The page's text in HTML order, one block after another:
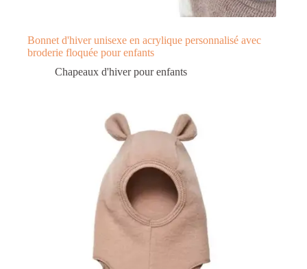
Bonnet d'hiver unisexe en acrylique personnalisé avec
broderie floquée pour enfants
Chapeaux d'hiver pour enfants